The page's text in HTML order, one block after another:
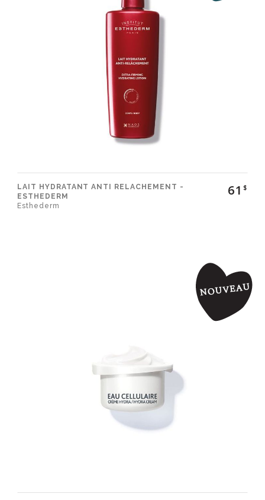
LAIT HYDRATANT ANTI RELACHEMENT -
ESTHEDERM
Esthederm
61 $